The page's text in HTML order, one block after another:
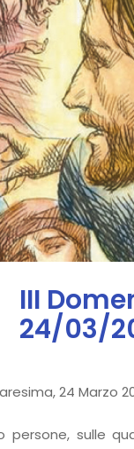
III
24/03/
24 Marzo
persone, sulle